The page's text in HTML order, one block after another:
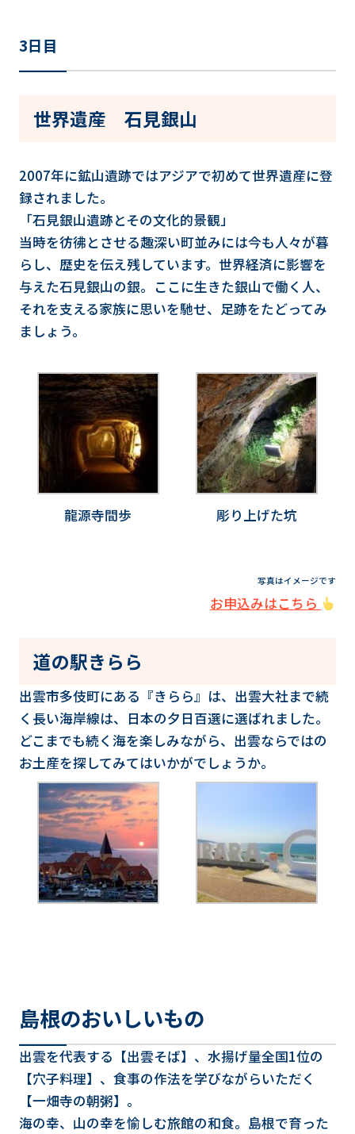
3日目
世界遺産 石見銀山
2007年に鉱山遺跡ではアジアで初めて世界遺産に登
録されました。
「石見銀山遺跡とその文化的景観」
当時を彷彿とさせる趣深い町並みには今も人々が暮
らし、歴史を伝え残しています。世界経済に影響を
与えた石見銀山の銀。ここに生きた銀山で働く人、
それを支える家族に思いを馳せ、足跡をたどってみ
ましょう。
龍源寺間歩 彫り上げた坑
写真はイメージです
お申込みはこちら
道の駅きらら
出雲市多伎町にある『きらら』は、出雲大社まで続
く長い海岸線は、日本の夕日百選に選ばれました。
どこまでも続く海を楽しみながら、出雲ならではの
お土産を探してみてはいかがでしょうか。
島根のおいしいもの
出雲を代表する【出雲そば】、水揚げ量全国1位の
【穴子料理】、食事の作法を学びながらいただく
【一畑寺の朝粥】。
海の幸、山の幸を愉しむ旅館の和食。島根で育った